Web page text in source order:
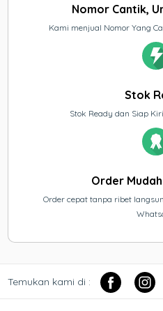
Nomor Cantik,
Kami menjual Nomor Yang
Stok
Stok Ready dan Siap
Order
Order cepat tanpa ribet
Temukan kami di :